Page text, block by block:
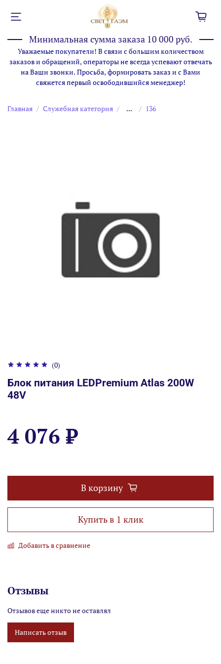
Минимальная сумма заказа 10 000 руб.
Уважаемые покупатели! В связи с большим количеством
заказов и обращений, операторы не всегда успевают отвечать
на Ваши звонки. Просьба, формировать заказ и с Вами
свяжется первый освободившийся менеджер!
Главная Служебная категория ... 136
(0)
Блок питания LEDPremium Atlas 200W
48V
4 076 ₽
В корзину
Купить в 1 клик
Добавить в сравнение
Отзывы
Отзывов еще никто не оставлял
Написать отзыв